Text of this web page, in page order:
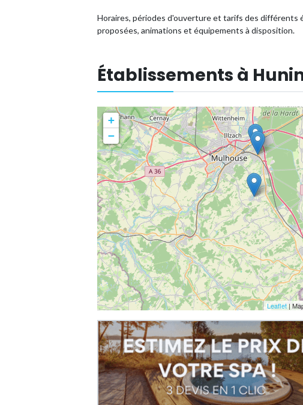
Horaires, périodes d'ouverture et tarifs des différents
proposées, animations et équipements à disposition.
Établissements à
+
−
Leaflet |